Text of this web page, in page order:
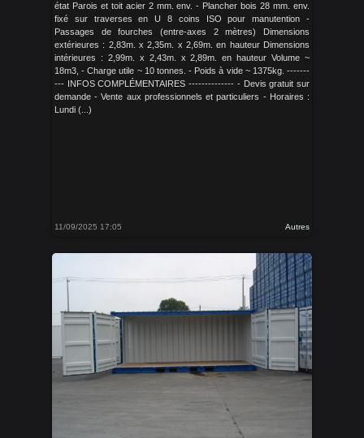
état Parois et toit acier 2 mm. env. - Plancher bois 28 mm. env.
fixé sur traverses en U 8 coins ISO pour manutention -
Passages de fourches (entre-axes 2 mètres) Dimensions
extérieures : 2,83m. x 2,35m. x 2,69m. en hauteur Dimensions
intérieures : 2,99m. x 2,43m. x 2,89m. en hauteur Volume ~
18m3, - Charge utile ~ 10 tonnes. - Poids à vide ~ 1375kg. -------
--- INFOS COMPLÉMENTAIRES -------------- - Devis gratuit sur
demande - Vente aux professionnels et particuliers - Horaires :
Lundi (...)
11/09/2025 17:05 Autres